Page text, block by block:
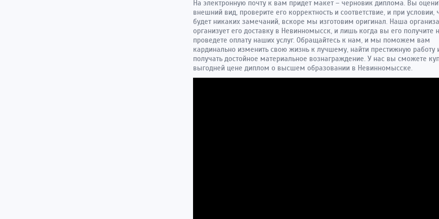
На электронную почту к вам придет макет – черновик диплома. Вы
внешний вид, проверите его корректность и соответствие, и при условии,
будет никаких замечаний, вскоре мы изготовим оригинал. Наша
организует его доставку в Невинномысск, и лишь когда вы его получите
проведете оплату наших услуг. Обращайтесь к нам, и мы поможем вам
кардинально изменить свою жизнь к лучшему, найти престижную работу
получать достойное материальное вознаграждение. У нас вы сможете
выгодней цене диплом о высшем образовании в Невинномысске.